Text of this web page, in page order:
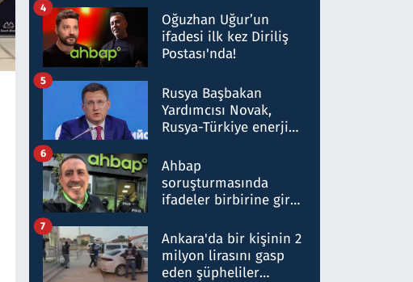
Oğuzhan Uğur’un
ifadesi ilk kez Diriliş
Postası'nda!
4
Rusya Başbakan
Yardımcısı Novak,
Rusya-Türkiye enerji
nitelikte olduğunu
belirtti
5
Ahbap
soruşturmasında
ifadeler birbirine girdi:
ifadelerinden ortaya
çıkan tablo şok etti
6
Ankara'da bir kişinin 2
milyon lirasını gasp
eden şüpheliler
7